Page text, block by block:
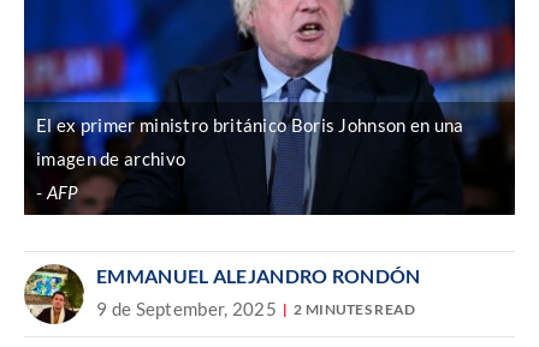
El ex primer ministro británico Boris Johnson en una
imagen de archivo
AFP
EMMANUEL ALEJANDRO RONDÓN
9 de September, 2025 2 MINUTES READ